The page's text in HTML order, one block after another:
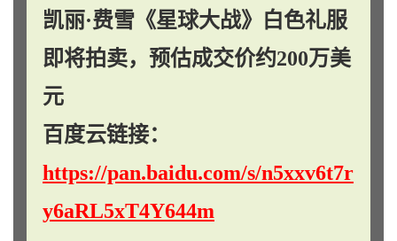
凯丽·费雪《星球大战》白色礼服
即将拍卖，预估成交价约200万美
元
百度云链接：
https://pan.baidu.com/s/n5xxv6t7r
y6aRL5xT4Y644m